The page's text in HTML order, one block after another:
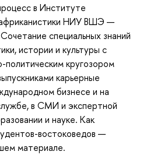
в Институте
НИУ ВШЭ —
специальных знаний
истории и культуры с
политическим кругозором
карьерные
бизнесе и на
в СМИ и экспертной
и науке. Как
востоковедов —
материале.